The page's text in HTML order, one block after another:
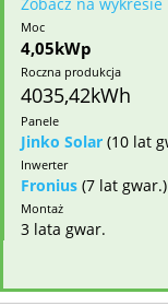
Moc
4,05kWp
Roczna produkcja
4035,42kWh
Panele
Jinko Solar (10 lat
Inwerter
Fronius (7 lat gwar.)
Montaż
3 lata gwar.